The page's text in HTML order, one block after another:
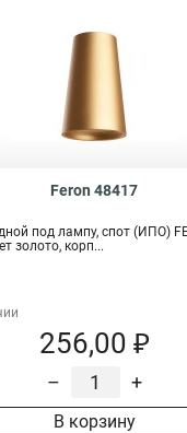
Feron 48417
под лампу, спот (ИПО)
золото, корп...
256,00 ₽
– +
В корзину